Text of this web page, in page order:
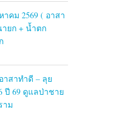
คม 2569 ( อาสา
ยก + น้ำตก
าสาทำดี – ลุย
ปี 69 ดูแลป่าชาย
าม